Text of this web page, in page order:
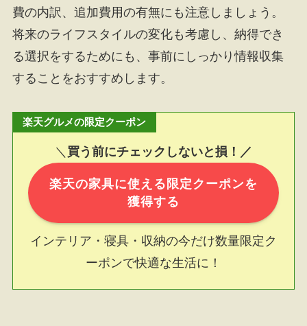
費の内訳、追加費用の有無にも注意しましょう。
将来のライフスタイルの変化も考慮し、納得でき
る選択をするためにも、事前にしっかり情報収集
することをおすすめします。
楽天グルメの限定クーポン
＼ 買う前にチェックしないと損！／
楽天の家具に使える限定クーポンを
獲得する
インテリア・寝具・収納の今だけ数量限定ク
ーポンで快適な生活に！